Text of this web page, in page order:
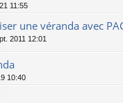
11:55
une véranda avec
2011 12:01
10:40